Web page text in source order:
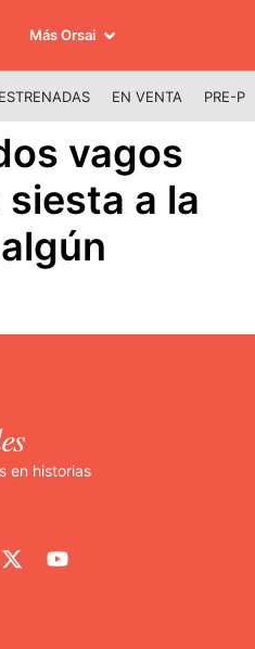
Más Orsai
ESTRENADAS EN VENTA PRE-
vagos
a la
en historias